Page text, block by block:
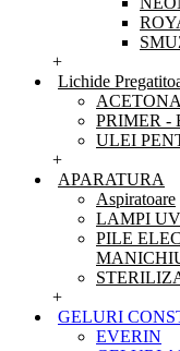
+
Lichide
PRIMER -
ULEI
+
APARATURA
Aspiratoare
LAMPI
PILE
+
GELURI
EVERIN